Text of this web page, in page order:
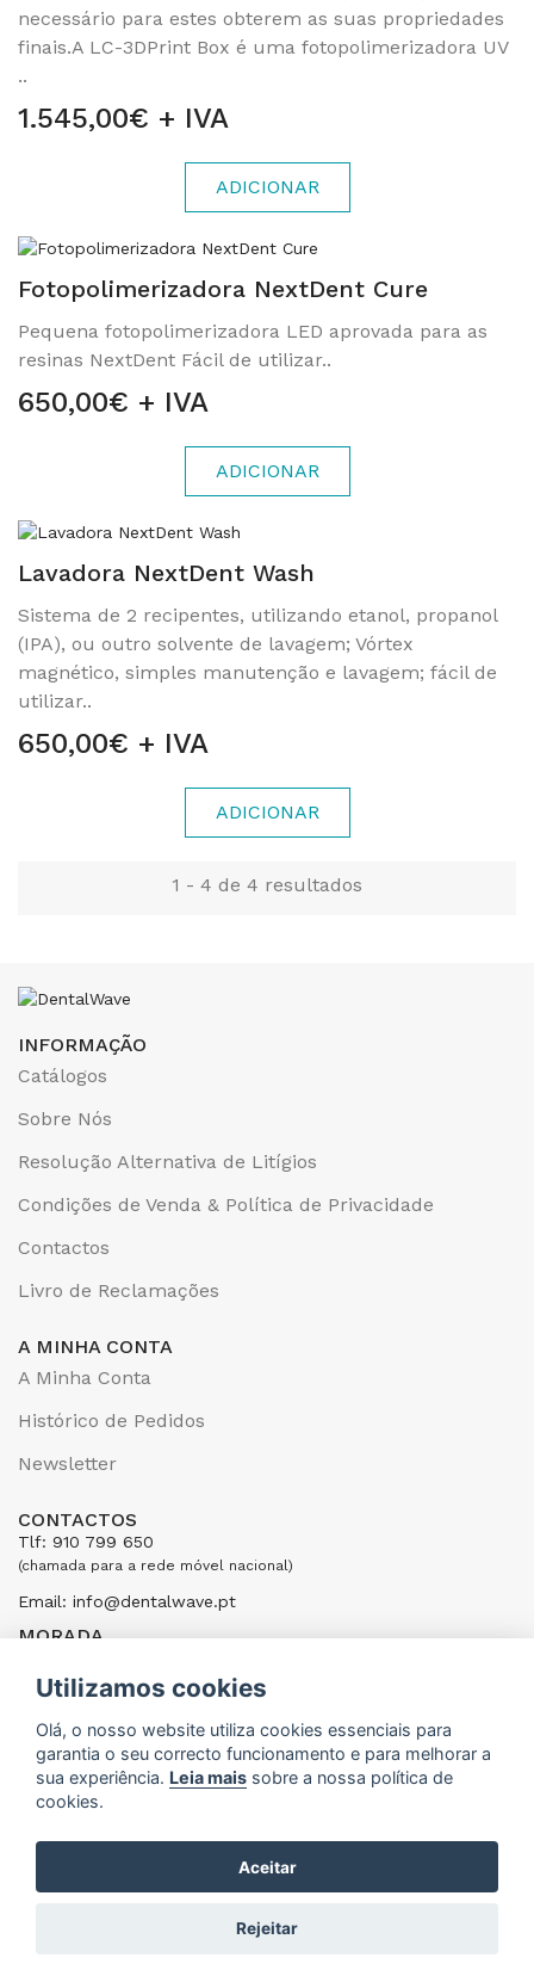
necessário para estes obterem as suas propriedades
finais.A LC-3DPrint Box é uma fotopolimerizadora UV
..
1.545,00€ + IVA
ADICIONAR
Fotopolimerizadora NextDent Cure
Pequena fotopolimerizadora LED aprovada para as
resinas NextDent Fácil de utilizar..
650,00€ + IVA
ADICIONAR
Lavadora NextDent Wash
Sistema de 2 recipentes, utilizando etanol, propanol
(IPA), ou outro solvente de lavagem; Vórtex
magnético, simples manutenção e lavagem; fácil de
utilizar..
650,00€ + IVA
ADICIONAR
1 - 4 de 4 resultados
INFORMAÇÃO
Catálogos
Sobre Nós
Resolução Alternativa de Litígios
Condições de Venda & Política de Privacidade
Contactos
Livro de Reclamações
A MINHA CONTA
A Minha Conta
Histórico de Pedidos
Newsletter
CONTACTOS
Tlf: 910 799 650
(chamada para a rede móvel nacional)
Email: info@dentalwave.pt
MORADA
Portugal
ENVIAR UMA MENSAGEM
DentalWave © 2015 - 2026
Utilizamos cookies
Olá, o nosso website utiliza cookies essenciais para
garantia o seu correcto funcionamento e para melhorar a
sua experiência. Leia mais sobre a nossa política de
cookies.
Aceitar
Rejeitar